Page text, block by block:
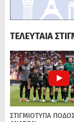
ΤΕΛΕΥΤΑΙΑ
ΣΤΙΓΜΙΟΤΥΠΑ